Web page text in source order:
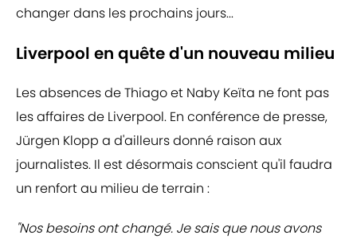
changer dans les prochains jours...
Liverpool en quête d'un nouveau milieu
Les absences de Thiago et Naby Keïta ne font pas
les affaires de Liverpool. En conférence de presse,
Jürgen Klopp a d'ailleurs donné raison aux
journalistes. Il est désormais conscient qu'il faudra
un renfort au milieu de terrain :
"Nos besoins ont changé. Je sais que nous avons